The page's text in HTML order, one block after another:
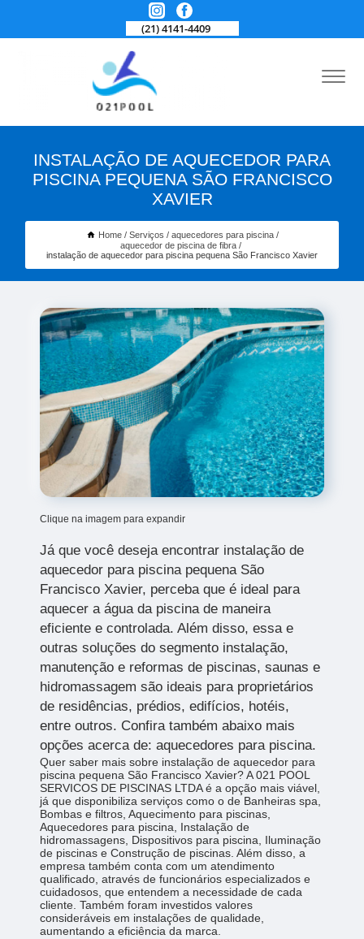
(21) 4141-4409
INSTALAÇÃO DE AQUECEDOR PARA
PISCINA PEQUENA SÃO FRANCISCO
XAVIER
Home Serviços
aquecedores para piscina
aquecedor de piscina de fibra
instalação de aquecedor para piscina pequena São Francisco Xavier
Clique na imagem para expandir
Já que você deseja encontrar instalação de
aquecedor para piscina pequena São
Francisco Xavier, perceba que é ideal para
aquecer a água da piscina de maneira
eficiente e controlada. Além disso, essa e
outras soluções do segmento instalação,
manutenção e reformas de piscinas, saunas e
hidromassagem são ideais para proprietários
de residências, prédios, edifícios, hotéis,
entre outros. Confira também abaixo mais
opções acerca de: aquecedores para piscina.
Quer saber mais sobre instalação de aquecedor para
piscina pequena São Francisco Xavier? A 021 POOL
SERVICOS DE PISCINAS LTDA é a opção mais viável,
já que disponibiliza serviços como o de Banheiras spa,
Bombas e filtros, Aquecimento para piscinas,
Aquecedores para piscina, Instalação de
hidromassagens, Dispositivos para piscina, Iluminação
de piscinas e Construção de piscinas. Além disso, a
empresa também conta com um atendimento
qualificado, através de funcionários especializados e
cuidadosos, que entendem a necessidade de cada
cliente. Também foram investidos valores
consideráveis em instalações de qualidade,
aumentando a eficiência da marca.